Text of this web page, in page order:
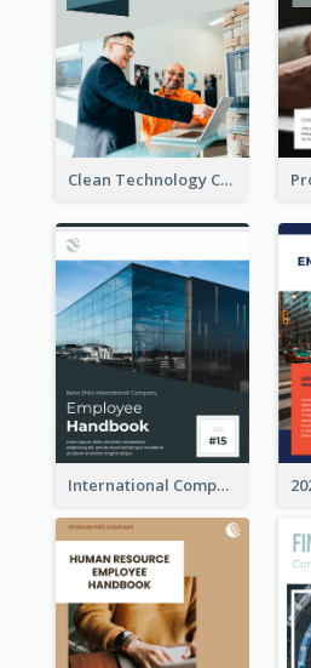
Clean Technology Company Handbook
International Company Handbook